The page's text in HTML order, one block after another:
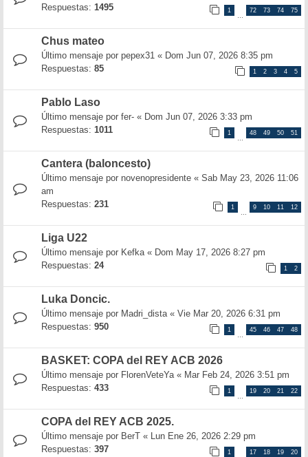
Respuestas: 1495 1
…
72 73 74 75
Chus mateo
Último mensaje por pepex31 « Dom Jun 07, 2026 8:35 pm
Respuestas: 85 1 2 3 4 5
Pablo Laso
Último mensaje por fer- « Dom Jun 07, 2026 3:33 pm
Respuestas: 1011 1
…
48 49 50 51
Cantera (baloncesto)
Último mensaje por novenopresidente « Sab May 23, 2026 11:06
am
Respuestas: 231 1
…
9 10 11 12
Liga U22
Último mensaje por Kefka« Dom May 17, 2026 8:27 pm
Respuestas: 24 1 2
Luka Doncic.
Último mensaje por Madri_dista« Vie Mar 20, 2026 6:31 pm
Respuestas: 950 1
…
45 46 47 48
BASKET: COPA del REY ACB 2026
Último mensaje por FlorenVeteYa« Mar Feb 24, 2026 3:51 pm
Respuestas: 433 1
…
19 20 21 22
COPA del REY ACB 2025.
Último mensaje por BerT « Lun Ene 26, 2026 2:29 pm
Respuestas: 397 1 17 18 19 20